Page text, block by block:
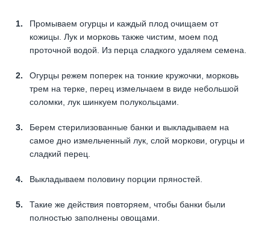
Промываем огурцы и каждый плод очищаем от
кожицы. Лук и морковь также чистим, моем под
проточной водой. Из перца сладкого удаляем семена.
Огурцы режем поперек на тонкие кружочки, морковь
трем на терке, перец измельчаем в виде небольшой
соломки, лук шинкуем полукольцами.
Берем стерилизованные банки и выкладываем на
самое дно измельченный лук, слой моркови, огурцы и
сладкий перец.
Выкладываем половину порции пряностей.
Такие же действия повторяем, чтобы банки были
полностью заполнены овощами.